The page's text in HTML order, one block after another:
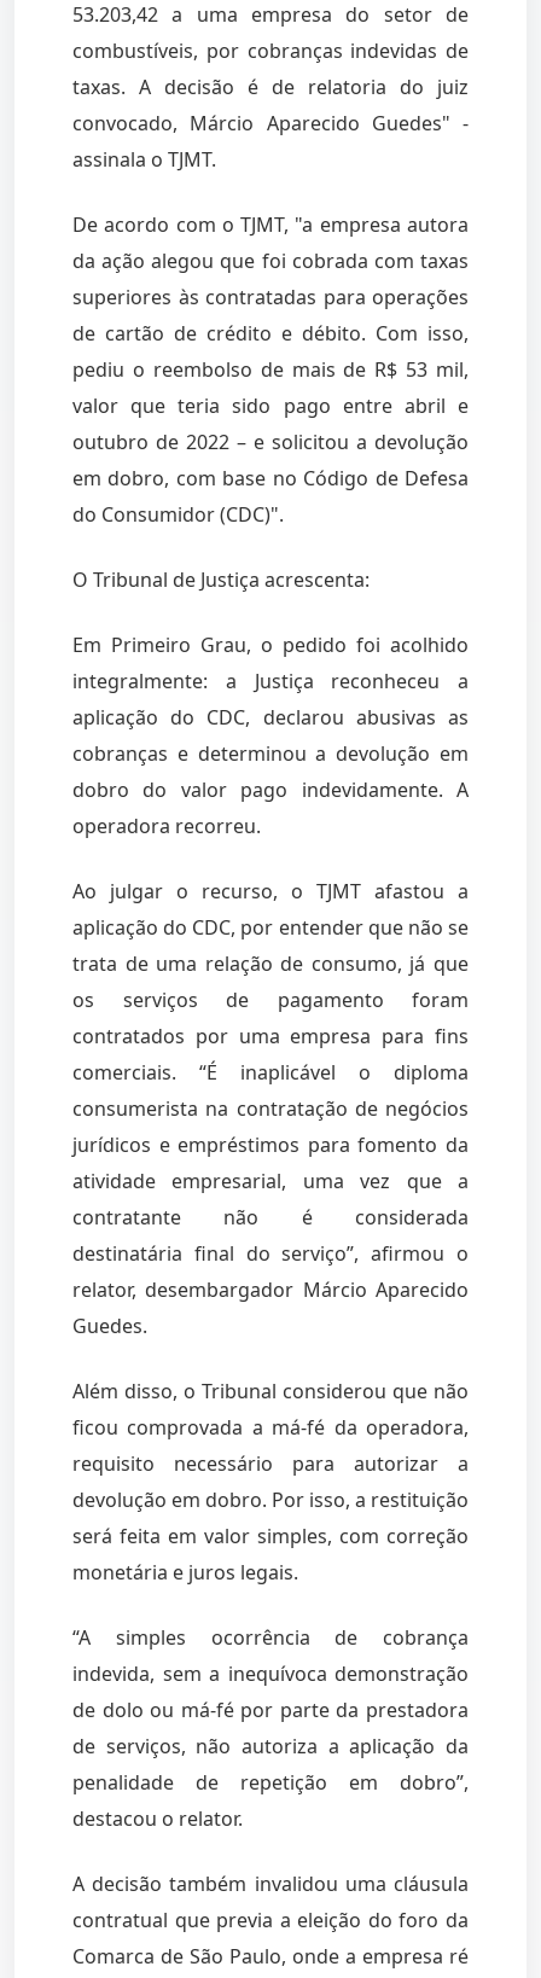
53.203,42 a uma empresa do setor de
combustíveis, por cobranças indevidas de
taxas. A decisão é de relatoria do juiz
convocado, Márcio Aparecido Guedes" -
assinala o TJMT.
De acordo com o TJMT, "a empresa autora
da ação alegou que foi cobrada com taxas
superiores às contratadas para operações
de cartão de crédito e débito. Com isso,
pediu o reembolso de mais de R$ 53 mil,
valor que teria sido pago entre abril e
outubro de 2022 – e solicitou a devolução
em dobro, com base no Código de Defesa
do Consumidor (CDC)".
O Tribunal de Justiça acrescenta:
Em Primeiro Grau, o pedido foi acolhido
integralmente: a Justiça reconheceu a
aplicação do CDC, declarou abusivas as
cobranças e determinou a devolução em
dobro do valor pago indevidamente. A
operadora recorreu.
Ao julgar o recurso, o TJMT afastou a
aplicação do CDC, por entender que não se
trata de uma relação de consumo, já que
os serviços de pagamento foram
contratados por uma empresa para fins
comerciais. “É inaplicável o diploma
consumerista na contratação de negócios
jurídicos e empréstimos para fomento da
atividade empresarial, uma vez que a
contratante não é considerada
destinatária final do serviço”, afirmou o
relator, desembargador Márcio Aparecido
Guedes.
Além disso, o Tribunal considerou que não
ficou comprovada a má-fé da operadora,
requisito necessário para autorizar a
devolução em dobro. Por isso, a restituição
será feita em valor simples, com correção
monetária e juros legais.
“A simples ocorrência de cobrança
indevida, sem a inequívoca demonstração
de dolo ou má-fé por parte da prestadora
de serviços, não autoriza a aplicação da
penalidade de repetição em dobro”,
destacou o relator.
A decisão também invalidou uma cláusula
contratual que previa a eleição do foro da
Comarca de São Paulo, onde a empresa ré